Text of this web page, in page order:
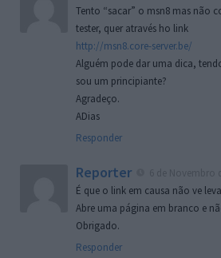
Tento “sacar” o msn8 mas não
tester, quer através ho link
http://msn8.core-server.be/
Alguém pode dar uma dica,
sou um principiante?
Agradeço.
ADias
Responder
Reporter
É que o link em causa não ve
Abre uma página em branco e
Obrigado.
Responder